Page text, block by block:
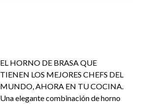
EL HORNO DE BRASA QUE
TIENEN LOS MEJORES CHEFS DEL
MUNDO, AHORA EN TU COCINA.
Una elegante combinación de horno